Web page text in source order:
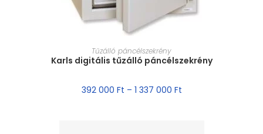
MÉRET VÁLASZTÁSA
Tűzálló páncélszekrény
Karls digitális tűzálló páncélszekrény
392 000 Ft – 1 337 000 Ft